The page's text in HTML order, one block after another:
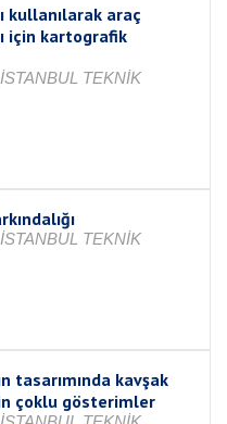
kullanılarak araç
için kartografik
TEKNİK
TEKNİK
tasarımında kavşak
çoklu gösterimler